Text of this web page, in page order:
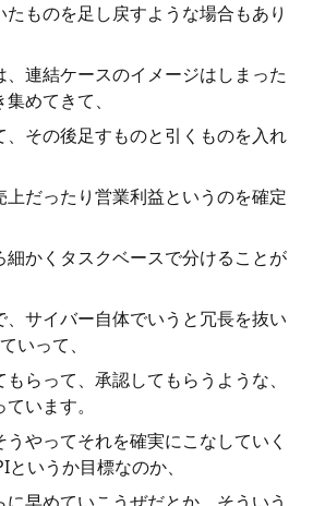
ものを足し戻すような場合もあり
、連結ケースのイメージはしまった
めてきて、
、その後足すものと引くものを入れ
だったり営業利益というのを確定
細かくタスクベースで分けることが
、サイバー自体でいうと冗長を抜い
いって、
らって、承認してもらうような、
います。
やってそれを確実にこなしていく
いうか目標なのか、